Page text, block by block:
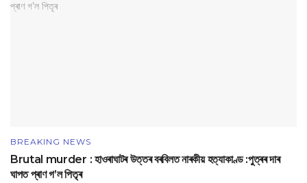
BREAKING NEWS
Brutal murder : হাওৰাঘাটৰ উত্তৰ বৰবিলত নাৰকীয় হত্যাকাণ্ড :পুত্ৰৰ দাৰ
ঘাপত প্ৰাণ গ’ল পিতৃৰ